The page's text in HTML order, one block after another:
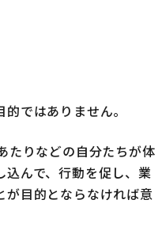
ではありません。
たりなどの自分たちが体
んで、行動を促し、業
が目的とならなければ意